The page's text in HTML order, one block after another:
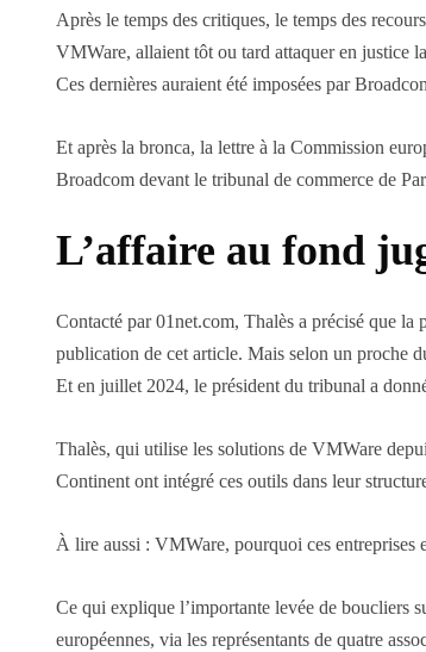
Après le temps des critiques, le temps des
VMWare, allaient tôt ou tard attaquer en justice
Ces dernières auraient été imposées par
Et après la bronca, la lettre à la Commission
Broadcom devant le tribunal de commerce de
L’affaire au fond
Contacté par 01net.com, Thalès a précisé que la
publication de cet article. Mais selon un proche
Et en juillet 2024, le président du tribunal a
Thalès, qui utilise les solutions de VMWare
Continent ont intégré ces outils dans leur
À lire aussi : VMWare, pourquoi ces entreprises
Ce qui explique l’importante levée de boucliers
européennes, via les représentants de quatre